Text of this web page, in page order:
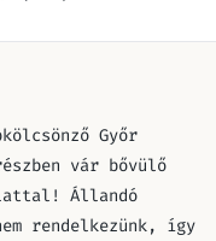
Győr
vár bővülő
Állandó
rendelkezünk, így